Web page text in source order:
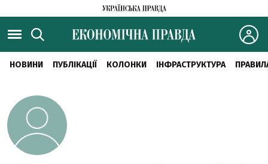
НОВИНИ ПУБЛІКАЦІЇ КОЛОНКИ ІНФРАСТРУКТУРА